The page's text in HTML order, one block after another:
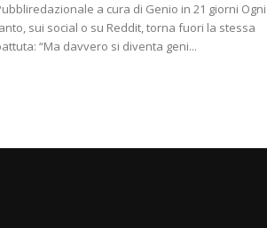
a cura di Genio in 21 giorni Ogni
sui social o su Reddit, torna fuori la stessa
“Ma davvero si diventa geni...